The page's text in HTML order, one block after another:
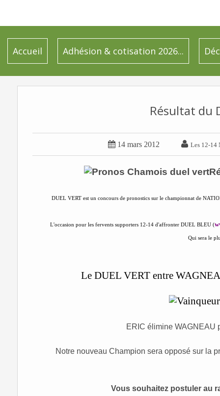
Accueil Adhésion & cotisation 2026...
Résultat du
 14 mars 2012  Les 12-14
DUEL VERT est un concours de pronostics sur le championnat de
L'occasion pour les fervents supporters 12-14 d'affronter DUEL BLEU (
Qui sera le
Le DUEL VERT entre
ERIC élimine WAGNEAU
Notre nouveau Champion sera opposé sur la
Vous souhaitez postuler au